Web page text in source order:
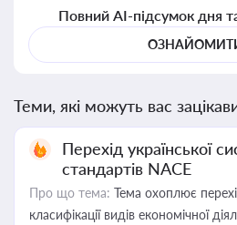
Повний AI-підсумок дня
Теми, які можуть вас
Перехід української
стандартів NACE
Про що тема: Тема охоплює
класифікації видів економічної